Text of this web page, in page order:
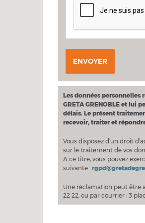
ENVOYER
Les données
GRETA GRENOBLE et lui
délais. Le présent
recevoir, traiter et
Vous disposez d’un droit
sur le traitement de vos
A ce titre, vous pouvez
suivante :
Une réclamation peut être
22 22, ou par courrier : 3